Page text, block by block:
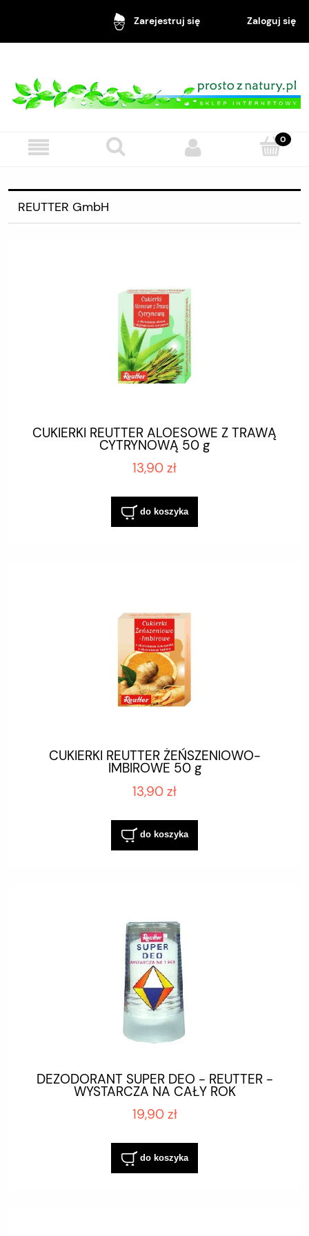
Zarejestruj się Zaloguj się
REUTTER GmbH
CUKIERKI REUTTER ALOESOWE Z TRAWĄ
CYTRYNOWĄ 50 g
13,90 zł
do koszyka
CUKIERKI REUTTER ŻEŃSZENIOWO-
IMBIROWE 50 g
13,90 zł
do koszyka
DEZODORANT SUPER DEO - REUTTER -
WYSTARCZA NA CAŁY ROK
19,90 zł
do koszyka